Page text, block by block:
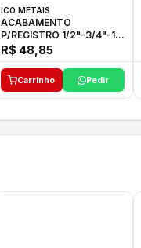
ICO METAIS
ACABAMENTO
P/REGISTRO 1/2"-3/4"-1"
ACB M CS 33 ICO
R$ 48,85
Carrinho Pedir